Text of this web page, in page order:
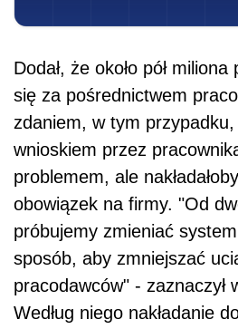
Dodał, że około pół
się za pośrednictwem
zdaniem, w tym
wnioskiem przez
problemem, ale
obowiązek na firmy. "Od
próbujemy zmieniać
sposób, aby zmniejszać
pracodawców" - zaznaczył
Według niego nakładanie